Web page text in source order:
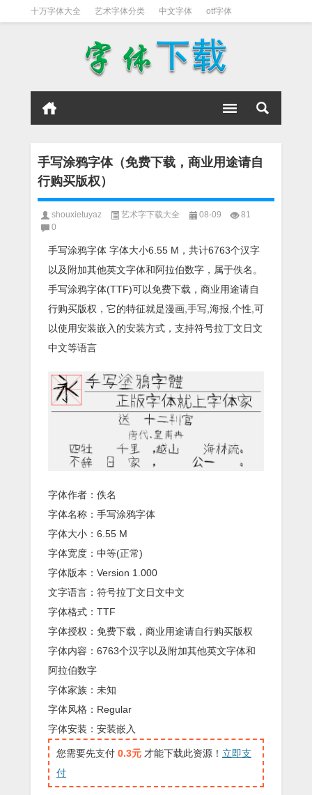
十万字体大全 艺术字体分类 中文字体 otf字体
手写涂鸦字体（免费下载，商业用途请自
行购买版权）
shouxietuyaz 艺术字下载大全 08-09
81
0
手写涂鸦字体 字体大小6.55 M，共计6763个汉字
以及附加其他英文字体和阿拉伯数字，属于佚名。
手写涂鸦字体(TTF)可以免费下载，商业用途请自
行购买版权，它的特征就是漫画,手写,海报,个性,可
以使用安装嵌入的安装方式，支持符号拉丁文日文
中文等语言
字体作者：佚名
字体名称：手写涂鸦字体
字体大小：6.55 M
字体宽度：中等(正常)
字体版本：Version 1.000
文字语言：符号拉丁文日文中文
字体格式：TTF
字体授权：免费下载，商业用途请自行购买版权
字体内容：6763个汉字以及附加其他英文字体和
阿拉伯数字
字体家族：未知
字体风格：Regular
字体安装：安装嵌入
您需要先支付 0.3元 才能下载此资源！ 立即支
付